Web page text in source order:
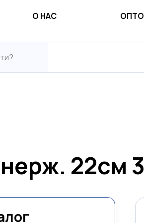
О НАС
22см